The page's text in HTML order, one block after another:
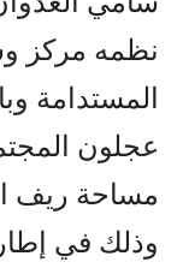
نظمه مركز
المستدامة
عجلون
مساحة ريف
وذلك في